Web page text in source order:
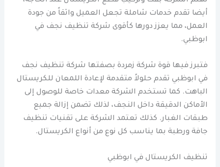
أيضا تقدم خدمات شاملة تجعل العميل واثقاً من جودة
العمل، مما يعزز دورها كأقوى شركة تنظيف نجف في
ابوظبي.
فتبرز فيها قوة شركة زمردة بصفتها شركة تنظيف نجف
في ابوظبي تقدم حلولاً متقدمة لإعادة اللمعان للكريستال
الباهت. كما تستخدم الشركة معدات خاصة للوصول إلى
الأماكن الدقيقة داخل النجف، لذلك تضمن إزالة جميع
طبقات الغبار. كذلك تعتمد الشركة على تقنيات تنظيف
جافة ورطبة بما يناسب كل نوع من أنواع الكريستال.
تنظيف الكريستال في ابوظبي